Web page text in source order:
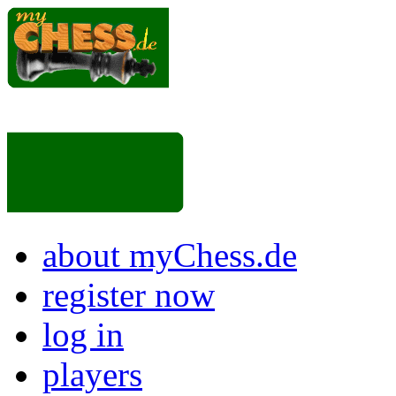
about myChess.de
register now
log in
players